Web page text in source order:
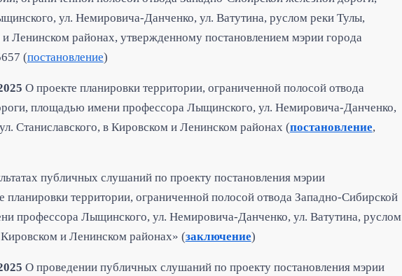
ул. Немировича-Данченко, ул. Ватутина, руслом реки Тулы,
и Ленинском районах, утвержденному постановлением мэрии города
(постановление)
О проекте планировки территории, ограниченной полосой отвода
площадью имени профессора Лыщинского, ул. Немировича-Данченко,
Станиславского, в Кировском и Ленинском районах (постановление,
публичных слушаний по проекту постановления мэрии
планировки территории, ограниченной полосой отвода Западно-Сибирской
профессора Лыщинского, ул. Немировича-Данченко, ул. Ватутина, руслом
и Ленинском районах» (заключение)
О проведении публичных слушаний по проекту постановления мэрии